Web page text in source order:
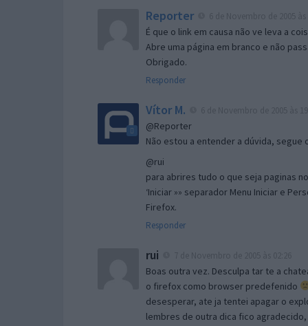
Reporter
É que o link em causa não ve leva a
Abre uma página em branco e não
Obrigado.
Responder
Vítor M.
@Reporter
Não estou a entender a dúvida,
@rui
para abrires tudo o que seja paginas
‘Iniciar »» separador Menu Iniciar e
Firefox.
Responder
rui
Boas outra vez. Desculpa tar te a
o firefox como browser predefenido
desesperar, ate ja tentei apagar o
lembres de outra dica fico